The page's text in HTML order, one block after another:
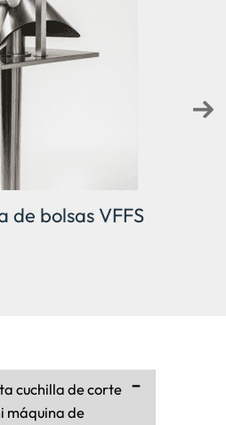
sellado vertical
cuchilla de corte
máquina de